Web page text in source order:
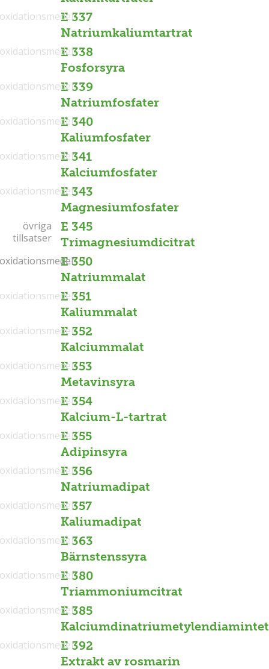
E 337
Natriumkaliumtartrat
E 338
Fosforsyra
E 339
Natriumfosfater
E 340
Kaliumfosfater
E 341
Kalciumfosfater
E 343
Magnesiumfosfater
E 345
Trimagnesiumdicitrat
övriga
tillsatser
övriga
tillsatser
E 350
Natriummalat
E 351
Kaliummalat
E 352
Kalciummalat
E 353
Metavinsyra
E 354
Kalcium-L-tartrat
E 355
Adipinsyra
E 356
Natriumadipat
E 357
Kaliumadipat
E 363
Bärnstenssyra
E 380
Triammoniumcitrat
E 385
E 392
Extrakt av rosmarin